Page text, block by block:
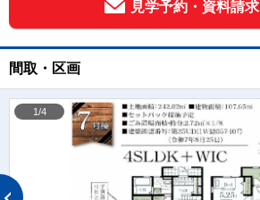
見学予約・資料請求
間取・区画
1/4